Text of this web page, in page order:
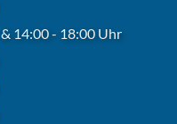
& 14:00 - 18:00 Uhr